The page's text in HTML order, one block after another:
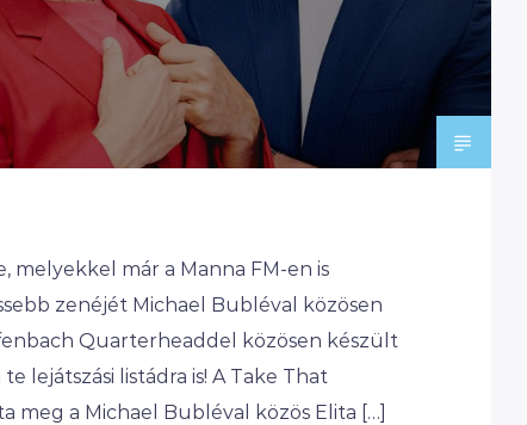
már a Manna FM-en is
zenéjét Michael Bubléval közösen
Quarterheaddel közösen készült
lejátszási listádra is! A Take That
meg a Michael Bubléval közös Elita […]